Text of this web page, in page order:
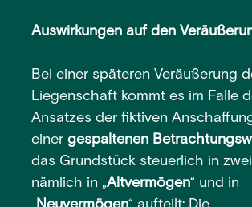
Auswirkungen auf den
Bei einer späteren Veräußerung
Liegenschaft kommt es im Falle
Ansatzes der fiktiven
einergespaltenen
das Grundstück steuerlich in
nämlich in „Altvermögen“ und in